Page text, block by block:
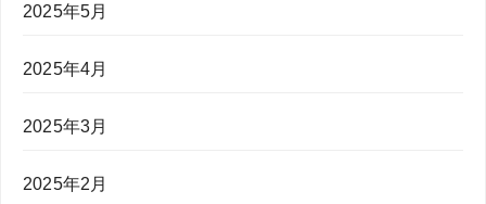
2025年5月
2025年4月
2025年3月
2025年2月